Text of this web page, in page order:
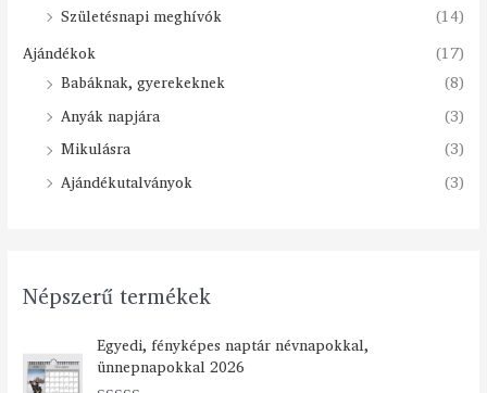
Születésnapi meghívók
(14)
Ajándékok
(17)
Babáknak, gyerekeknek
(8)
Anyák napjára
(3)
Mikulásra
(3)
Ajándékutalványok
(3)
Népszerű termékek
Egyedi, fényképes naptár névnapokkal,
ünnepnapokkal 2026
r
t